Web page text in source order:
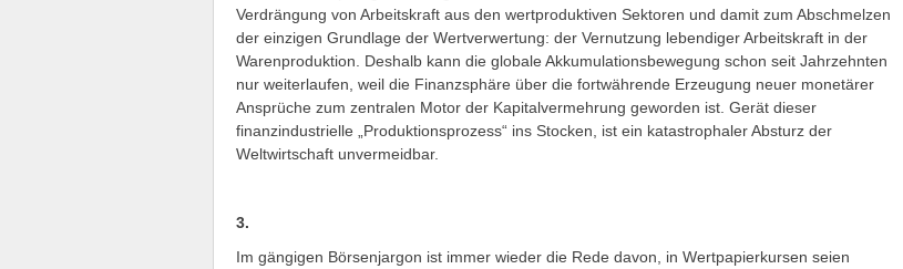
Verdrängung von Arbeitskraft aus den wertproduktiven Sektoren und damit zum Abschmelzen
der einzigen Grundlage der Wertverwertung: der Vernutzung lebendiger Arbeitskraft in der
Warenproduktion. Deshalb kann die globale Akkumulationsbewegung schon seit Jahrzehnten
nur weiterlaufen, weil die Finanzsphäre über die fortwährende Erzeugung neuer monetärer
Ansprüche zum zentralen Motor der Kapitalvermehrung geworden ist. Gerät dieser
finanzindustrielle „Produktionsprozess“ ins Stocken, ist ein katastrophaler Absturz der
Weltwirtschaft unvermeidbar.
3.
Im gängigen Börsenjargon ist immer wieder die Rede davon, in Wertpapierkursen seien